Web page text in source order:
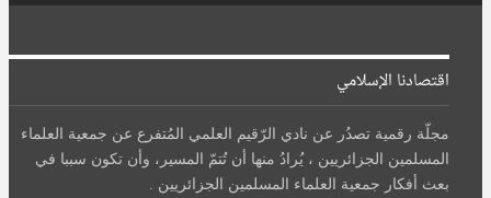
اقتصادنا الإسلامي
مجلّة رقمية تصدُر عن نادي الرّقيم العلمي المُتفرع عن جمعية العلماء
المسلمين الجزائريين ، يُرادُ منها أن تُتمّ المسير، وأن تكون سببا في
بعث أفكار جمعية العلماء المسلمين الجزائريين .